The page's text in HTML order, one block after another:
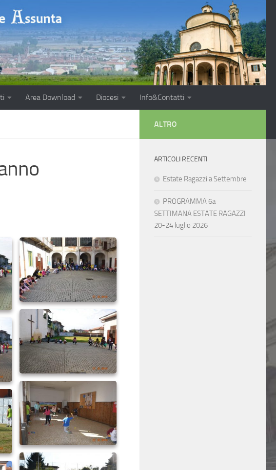
Area Download Diocesi Info&Contatti
ALTRO
ARTICOLI RECENTI
Estate Ragazzi a Settembre
PROGRAMMA 6a
SETTIMANA ESTATE RAGAZZI
20-24 luglio 2026